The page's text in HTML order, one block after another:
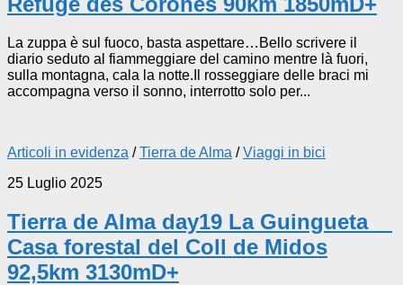
La zuppa è sul fuoco, basta aspettare…Bello scrivere il
diario seduto al fiammeggiare del camino mentre là fuori,
sulla montagna, cala la notte.Il rosseggiare delle braci mi
accompagna verso il sonno, interrotto solo per...
Articoli in evidenza /Tierra de Alma /Viaggi in bici
25 Luglio 2025
Tierra de Alma day19 La Guingueta _
Casa forestal del Coll de Midos
92,5km 3130mD+